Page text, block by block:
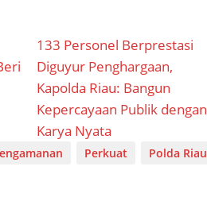
133 Personel Berprestasi
Diguyur Penghargaan,
Kapolda Riau: Bangun
Kepercayaan Publik dengan
Karya Nyata
Perkuat
Polda Riau